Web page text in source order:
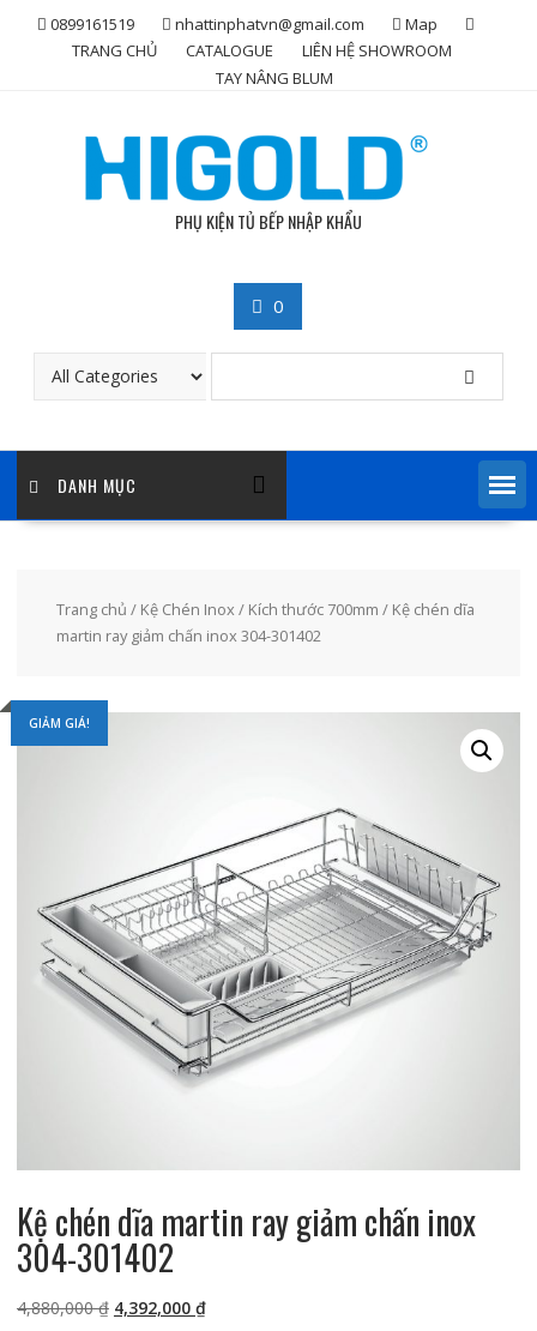
0899161519 nhattinphatvn@gmail.com
Map
TRANG CHỦ
CATALOGUE
LIÊN HỆ SHOWROOM
TAY NÂNG BLUM
PHỤ KIỆN TỦ BẾP NHẬP KHẨU
0
DANH MỤC
Trang chủ / Kệ Chén Inox / Kích thước 700mm / Kệ chén dĩa
martin ray giảm chấn inox 304-301402
GIẢM GIÁ!
Kệ chén dĩa martin ray giảm chấn inox
304-301402
4,880,000₫ Giá
4,392,000 ₫Giá